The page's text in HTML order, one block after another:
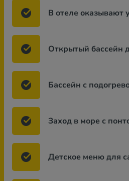
В отеле оказывают
Открытый бассейн
Бассейн с
Заход в море с
Детское меню для